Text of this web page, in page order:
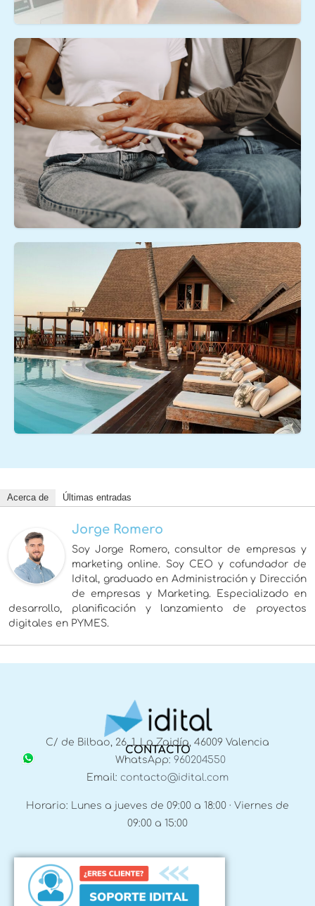
Acerca de Últimas entradas
Jorge Romero
Soy Jorge Romero, consultor de empresas y
marketing online. Soy CEO y cofundador de
Idital, graduado en Administración y Dirección
de empresas y Marketing. Especializado en
desarrollo, planificación y lanzamiento de proyectos
digitales en PYMES.
CONTACTO
C/ de Bilbao, 26, 1, La Zaidía, 46009 Valencia
WhatsApp: 960204550
Email: contacto@idital.com
Horario: Lunes a jueves de 09:00 a 18:00 · Viernes de
09:00 a 15:00